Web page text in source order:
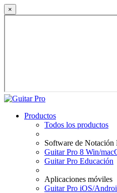
×
Productos
Todos los productos
Software de Notación
Guitar Pro 8 Win/
Guitar Pro Educación
Aplicaciones móviles
Guitar Pro iOS/